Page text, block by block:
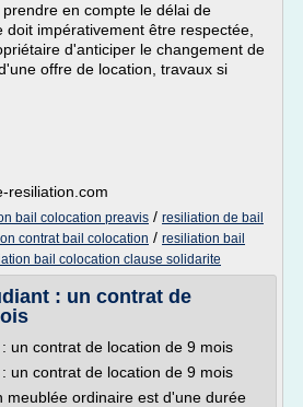
en compte le délai de
doit impérativement être respectée,
d'anticiper le changement de
offre de location, travaux si
resiliation.com
bail colocation preavis / resiliation de bail
contrat bail colocation / resiliation bail
bail colocation clause solidarite
: un contrat de
un contrat de location de 9 mois
un contrat de location de 9 mois
meublée ordinaire est d'une durée